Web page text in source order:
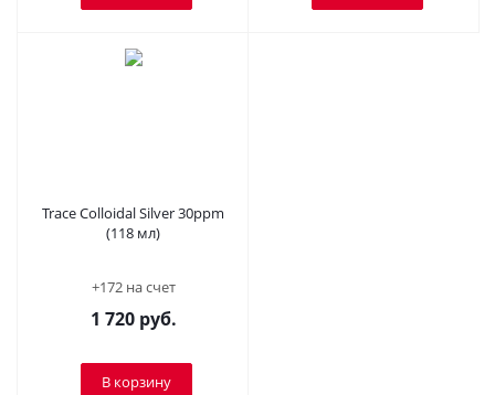
Trace Colloidal Silver 30ppm
(118 мл)
+172 на счет
1 720руб.
В корзину